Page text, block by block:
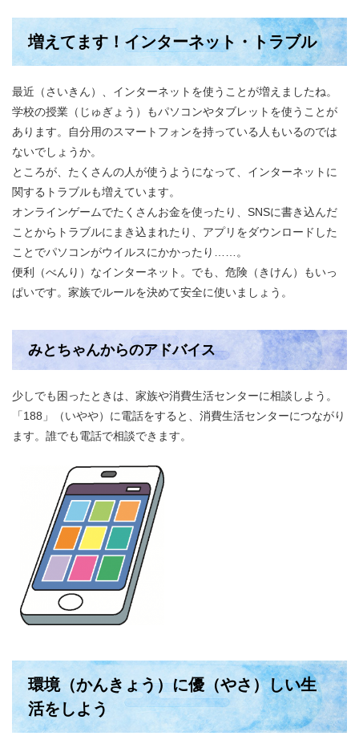
増えてます！インターネット・トラブル
最近（さいきん）、インターネットを使うことが増えましたね。
学校の授業（じゅぎょう）もパソコンやタブレットを使うことが
あります。自分用のスマートフォンを持っている人もいるのでは
ないでしょうか。
ところが、たくさんの人が使うようになって、インターネットに
関するトラブルも増えています。
オンラインゲームでたくさんお金を使ったり、SNSに書き込んだ
ことからトラブルにまき込まれたり、アプリをダウンロードした
ことでパソコンがウイルスにかかったり……。
便利（べんり）なインターネット。でも、危険（きけん）もいっ
ぱいです。家族でルールを決めて安全に使いましょう。
みとちゃんからのアドバイス
少しでも困ったときは、家族や消費生活センターに相談しよう。
「188」（いやや）に電話をすると、消費生活センターにつながり
ます。誰でも電話で相談できます。
環境（かんきょう）に優（やさ）しい生
活をしよう